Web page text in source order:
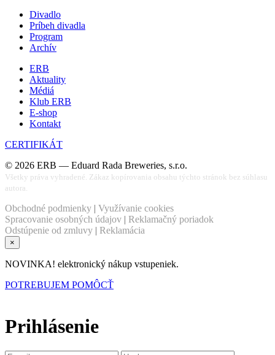
Divadlo
Príbeh divadla
Program
Archív
ERB
Aktuality
Médiá
Klub ERB
E-shop
Kontakt
CERTIFIKÁT
© 2026 ERB — Eduard Rada Breweries, s.r.o.
Všetky práva vyhradené. Zákaz kopírovania obsahu týchto stránok bez súhlasu
autora.
Obchodné podmienky | Využívanie cookies
Spracovanie osobných údajov | Reklamačný poriadok
Odstúpenie od zmluvy | Reklamácia
×
NOVINKA! elektronický nákup vstupeniek.
POTREBUJEM POMÔCŤ
Prihlásenie